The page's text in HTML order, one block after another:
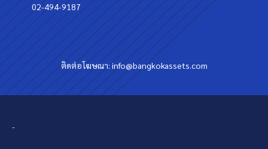
02-494-9187
ติดต่อโฆษณา:info@bangkokassets.com
-